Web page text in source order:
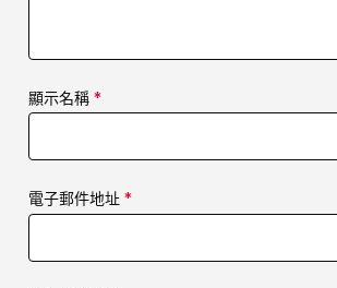
顯示名稱 *
電子郵件地址 *